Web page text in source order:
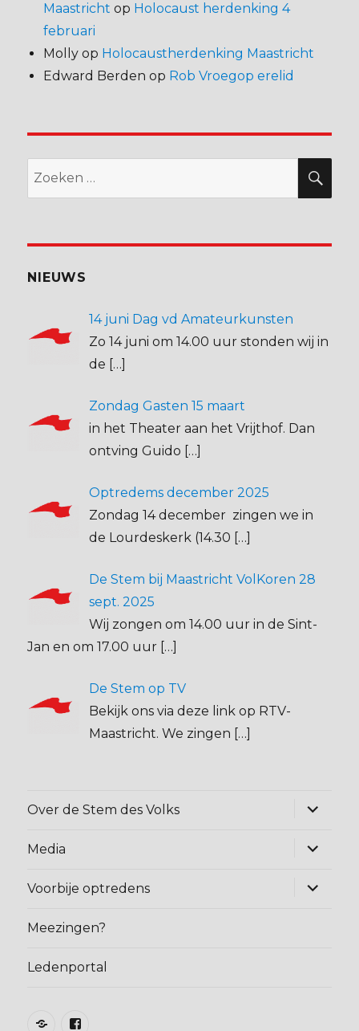
Maastricht op Holocaust herdenking 4
februari
Molly op Holocaustherdenking Maastricht
Edward Berden op Rob Vroegop erelid
NIEUWS
14 juni Dag vd Amateurkunsten
Zo 14 juni om 14.00 uur stonden wij in
de […]
Zondag Gasten 15 maart
in het Theater aan het Vrijthof. Dan
ontving Guido […]
Optredems december 2025
Zondag 14 december zingen we in
de Lourdeskerk (14.30 […]
De Stem bij Maastricht VolKoren 28
sept. 2025
Wij zongen om 14.00 uur in de Sint-
Jan en om 17.00 uur […]
De Stem op TV
Bekijk ons via deze link op RTV-
Maastricht. We zingen […]
Over de Stem des Volks
Alles
Media
Alles
Voorbije optredens
Alles
Meezingen?
Ledenportal
Home